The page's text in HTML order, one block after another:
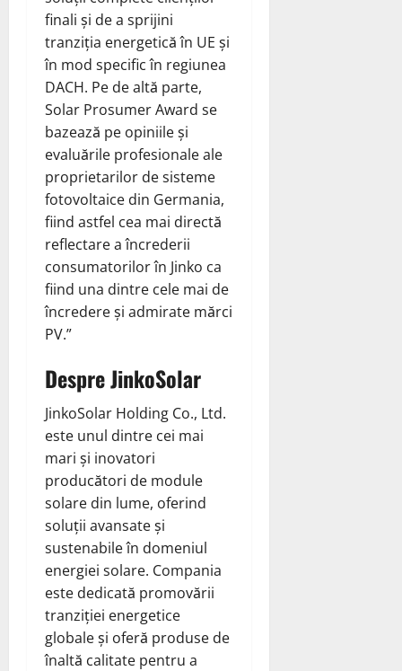
finali și de a sprijini
tranziția energetică în UE și
în mod specific în regiunea
DACH. Pe de altă parte,
Solar Prosumer Award se
bazează pe opiniile și
evaluările profesionale ale
proprietarilor de sisteme
fotovoltaice din Germania,
fiind astfel cea mai directă
reflectare a încrederii
consumatorilor în Jinko ca
fiind una dintre cele mai de
încredere și admirate mărci
PV.”
Despre JinkoSolar
JinkoSolar Holding Co., Ltd.
este unul dintre cei mai
mari și inovatori
producători de module
solare din lume, oferind
soluții avansate și
sustenabile în domeniul
energiei solare. Compania
este dedicată promovării
tranziției energetice
globale și oferă produse de
înaltă calitate pentru a